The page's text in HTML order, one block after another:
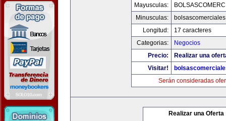
Mayusculas:
Minusculas:
Longitud:
17 caracteres
Categorias:
Negocios
Precio:
Realizar una
Visitar!
Serán consideradas
Realizar una Oferta